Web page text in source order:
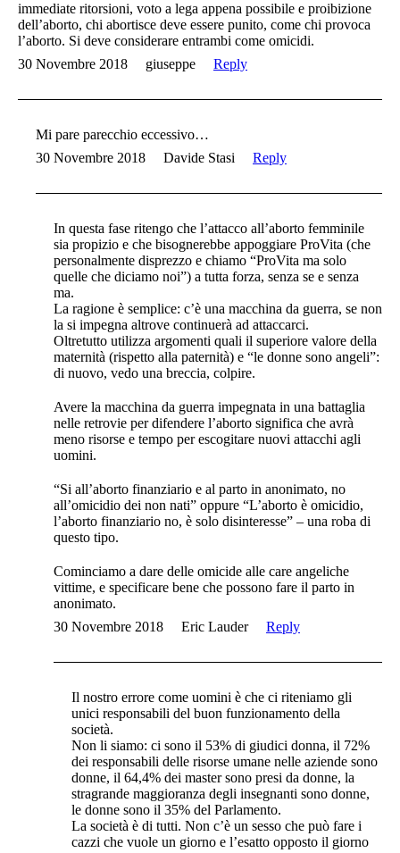
immediate ritorsioni, voto a lega appena possibile e proibizione
dell’aborto, chi abortisce deve essere punito, come chi provoca
l’aborto. Si deve considerare entrambi come omicidi.
30 Novembre 2018
giuseppe Reply
Mi pare parecchio eccessivo…
30 Novembre 2018
Davide Stasi Reply
In questa fase ritengo che l’attacco all’aborto femminile
sia propizio e che bisognerebbe appoggiare ProVita (che
personalmente disprezzo e chiamo “ProVita ma solo
quelle che diciamo noi”) a tutta forza, senza se e senza
ma.
La ragione è semplice: c’è una macchina da guerra, se non
la si impegna altrove continuerà ad attaccarci.
Oltretutto utilizza argomenti quali il superiore valore della
maternità (rispetto alla paternità) e “le donne sono angeli”:
di nuovo, vedo una breccia, colpire.
Avere la macchina da guerra impegnata in una battaglia
nelle retrovie per difendere l’aborto significa che avrà
meno risorse e tempo per escogitare nuovi attacchi agli
uomini.
“Si all’aborto finanziario e al parto in anonimato, no
all’omicidio dei non nati” oppure “L’aborto è omicidio,
l’aborto finanziario no, è solo disinteresse” – una roba di
questo tipo.
Cominciamo a dare delle omicide alle care angeliche
vittime, e specificare bene che possono fare il parto in
anonimato.
30 Novembre 2018
Eric Lauder Reply
Il nostro errore come uomini è che ci riteniamo gli
unici responsabili del buon funzionamento della
società.
Non li siamo: ci sono il 53% di giudici donna, il 72%
dei responsabili delle risorse umane nelle aziende sono
donne, il 64,4% dei master sono presi da donne, la
stragrande maggioranza degli insegnanti sono donne,
le donne sono il 35% del Parlamento.
La società è di tutti. Non c’è un sesso che può fare i
cazzi che vuole un giorno e l’esatto opposto il giorno